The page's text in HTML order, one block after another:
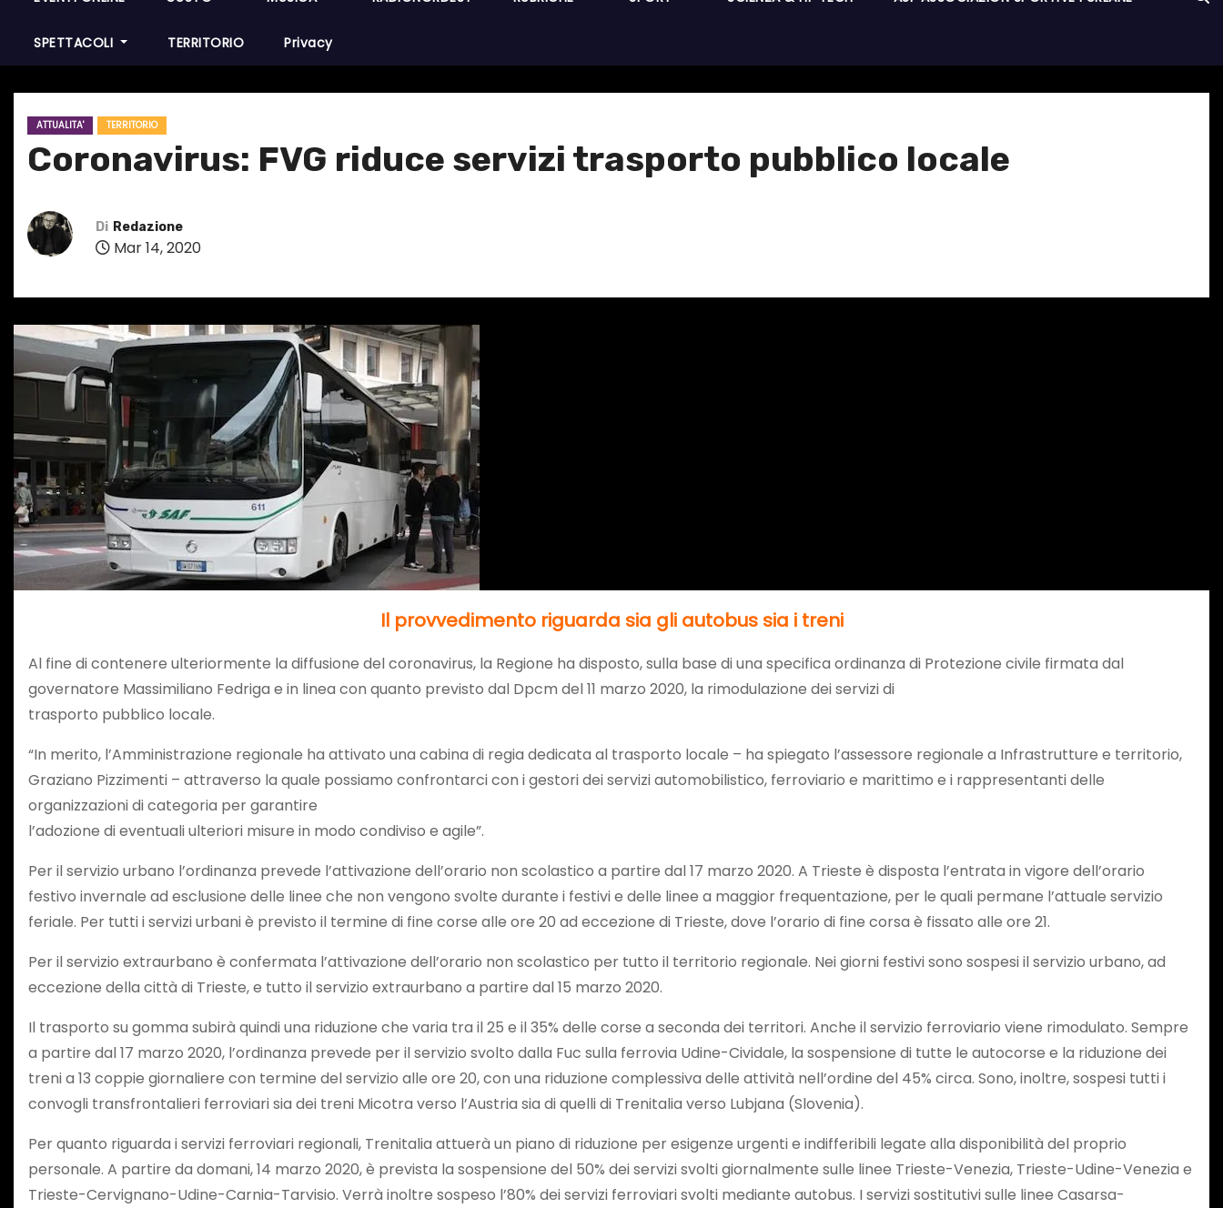
SPETTACOLI TERRITORIO Privacy
ATTUALITA' TERRITORIO
Coronavirus: FVG riduce servizi trasporto pubblico locale
Di Redazione
Mar 14, 2020
Il provvedimento riguarda sia gli autobus sia i treni
Al fine di contenere ulteriormente la diffusione del coronavirus, la Regione ha disposto, sulla base di una specifica ordinanza di Protezione civile firmata dal
governatore Massimiliano Fedriga e in linea con quanto previsto dal Dpcm del 11 marzo 2020, la rimodulazione dei servizi di
trasporto pubblico locale.
“In merito, l’Amministrazione regionale ha attivato una cabina di regia dedicata al trasporto locale – ha spiegato l’assessore regionale a Infrastrutture e territorio,
Graziano Pizzimenti – attraverso la quale possiamo confrontarci con i gestori dei servizi automobilistico, ferroviario e marittimo e i rappresentanti delle
organizzazioni di categoria per garantire
l’adozione di eventuali ulteriori misure in modo condiviso e agile”.
Per il servizio urbano l’ordinanza prevede l’attivazione dell’orario non scolastico a partire dal 17 marzo 2020. A Trieste è disposta l’entrata in vigore dell’orario
festivo invernale ad esclusione delle linee che non vengono svolte durante i festivi e delle linee a maggior frequentazione, per le quali permane l’attuale servizio
feriale. Per tutti i servizi urbani è previsto il termine di fine corse alle ore 20 ad eccezione di Trieste, dove l’orario di fine corsa è fissato alle ore 21.
Per il servizio extraurbano è confermata l’attivazione dell’orario non scolastico per tutto il territorio regionale. Nei giorni festivi sono sospesi il servizio urbano, ad
eccezione della città di Trieste, e tutto il servizio extraurbano a partire dal 15 marzo 2020.
Il trasporto su gomma subirà quindi una riduzione che varia tra il 25 e il 35% delle corse a seconda dei territori. Anche il servizio ferroviario viene rimodulato. Sempre
a partire dal 17 marzo 2020, l’ordinanza prevede per il servizio svolto dalla Fuc sulla ferrovia Udine-Cividale, la sospensione di tutte le autocorse e la riduzione dei
treni a 13 coppie giornaliere con termine del servizio alle ore 20, con una riduzione complessiva delle attività nell’ordine del 45% circa. Sono, inoltre, sospesi tutti i
convogli transfrontalieri ferroviari sia dei treni Micotra verso l’Austria sia di quelli di Trenitalia verso Lubjana (Slovenia).
Per quanto riguarda i servizi ferroviari regionali, Trenitalia attuerà un piano di riduzione per esigenze urgenti e indifferibili legate alla disponibilità del proprio
personale. A partire da domani, 14 marzo 2020, è prevista la sospensione del 50% dei servizi svolti giornalmente sulle linee Trieste-Venezia, Trieste-Udine-Venezia e
Trieste-Cervignano-Udine-Carnia-Tarvisio. Verrà inoltre sospeso l’80% dei servizi ferroviari svolti mediante autobus. I servizi sostitutivi sulle linee Casarsa-